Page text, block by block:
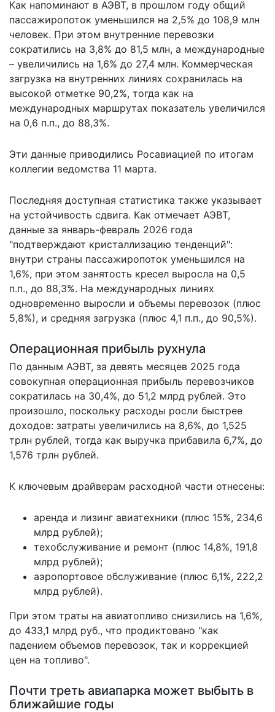
Как напоминают в АЭВТ, в прошлом году общий
пассажиропоток уменьшился на 2,5% до 108,9 млн
человек. При этом внутренние перевозки
сократились на 3,8% до 81,5 млн, а международные
– увеличились на 1,6% до 27,4 млн. Коммерческая
загрузка на внутренних линиях сохранилась на
высокой отметке 90,2%, тогда как на
международных маршрутах показатель увеличился
на 0,6 п.п., до 88,3%.
Эти данные приводились Росавиацией по итогам
коллегии ведомства 11 марта.
Последняя доступная статистика также указывает
на устойчивость сдвига. Как отмечает АЭВТ,
данные за январь-февраль 2026 года
"подтверждают кристаллизацию тенденций":
внутри страны пассажиропоток уменьшился на
1,6%, при этом занятость кресел выросла на 0,5
п.п., до 88,3%. На международных линиях
одновременно выросли и объемы перевозок (плюс
5,8%), и средняя загрузка (плюс 4,1 п.п., до 90,5%).
Операционная прибыль рухнула
По данным АЭВТ, за девять месяцев 2025 года
совокупная операционная прибыль перевозчиков
сократилась на 30,4%, до 51,2 млрд рублей. Это
произошло, поскольку расходы росли быстрее
доходов: затраты увеличились на 8,6%, до 1,525
трлн рублей, тогда как выручка прибавила 6,7%, до
1,576 трлн рублей.
К ключевым драйверам расходной части отнесены:
аренда и лизинг авиатехники (плюс 15%, 234,6
млрд рублей);
техобслуживание и ремонт (плюс 14,8%, 191,8
млрд рублей);
аэропортовое обслуживание (плюс 6,1%, 222,2
млрд рублей).
При этом траты на авиатопливо снизились на 1,6%,
до 433,1 млрд руб., что продиктовано "как
падением объемов перевозок, так и коррекцией
цен на топливо".
Почти треть авиапарка может выбыть в
ближайшие годы